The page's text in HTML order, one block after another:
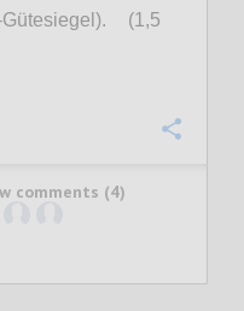
(1,5
comments (4)